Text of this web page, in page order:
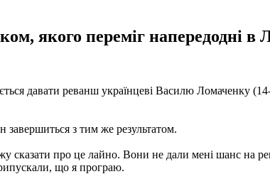
якого переміг напередодні в
давати реванш українцеві Василю Ломаченку
з тим же результатом.
сказати про це лайно. Вони не дали мені шанс на
що я програю.